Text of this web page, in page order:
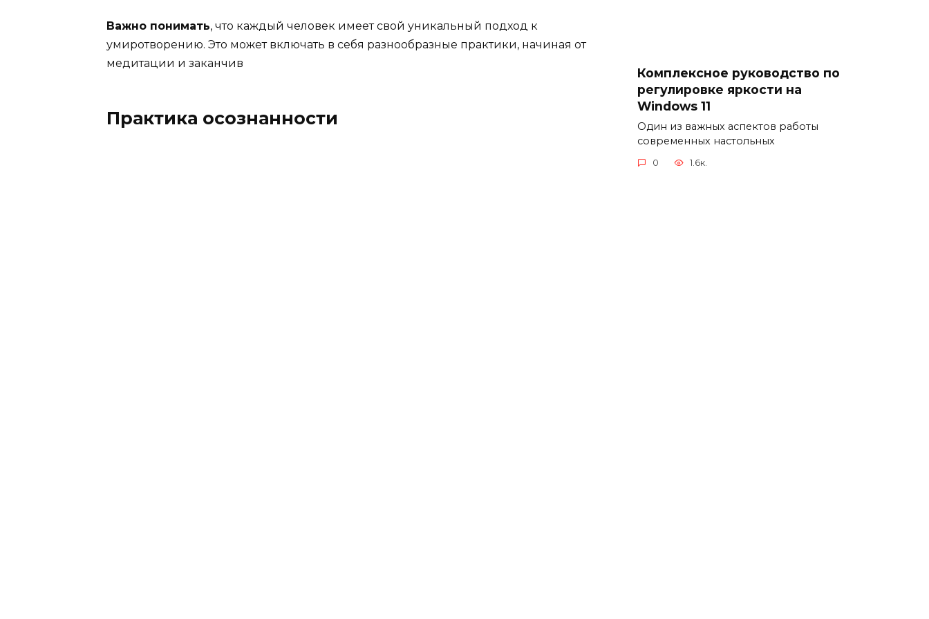
Важно понимать, что каждый человек имеет свой уникальный подход к
умиротворению. Это может включать в себя разнообразные практики, начиная от
медитации и заканчив
Практика осознанности
Комплексное руководство по
регулировке яркости на
Windows 11
Один из важных аспектов работы
современных настольных
0 1.6к.